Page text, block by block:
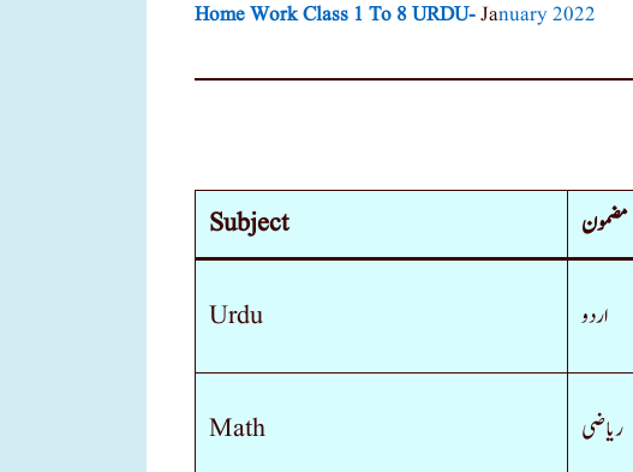
Home Work Class 1 To 8 URDU-JaNuary 2022
Subject مضمون
Urdu اردو
Math ریاضی